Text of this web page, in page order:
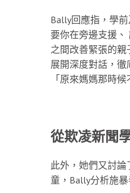
Bally回應指，學
要你在旁邊支援、
之間改善緊張的
展開深度對話，徹
「原來媽媽那時
從欺凌新聞
此外，她們又討
童，Bally分析施